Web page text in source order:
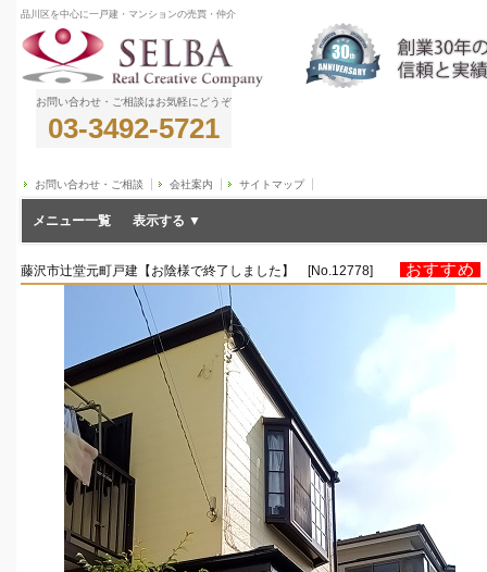
品川区を中心に一戸建・マンションの売買・仲介
お問い合わせ・ご相談はお気軽にどうぞ
03-3492-5721
お問い合わせ・ご相談 会社案内 サイトマップ
メニュー一覧
藤沢市辻堂元町戸建【お陰様で終了しました】 [No.12778] おすすめ